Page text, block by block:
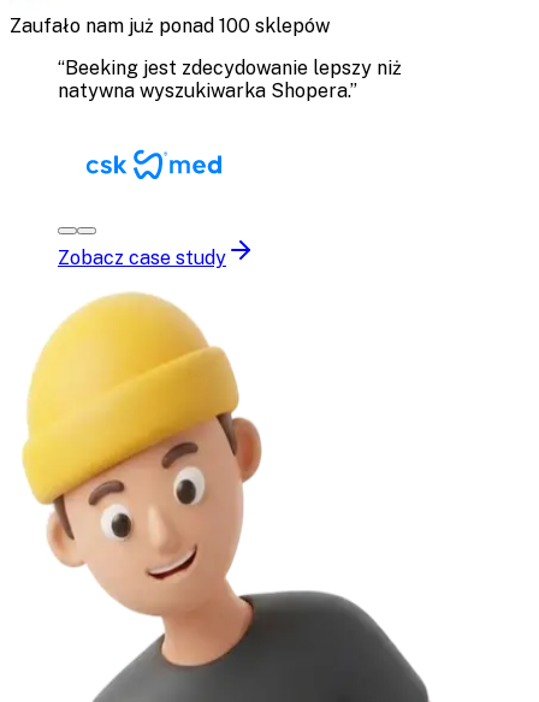
Zaufało nam już ponad 100 sklepów
“Beeking jest zdecydowanie lepszy niż
natywna wyszukiwarka Shopera.”
Zobacz case study